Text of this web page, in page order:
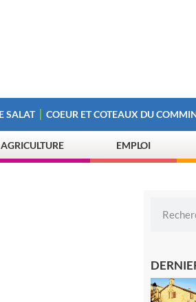
SALAT COEUR ET COTEAUX DU
EMPLOI